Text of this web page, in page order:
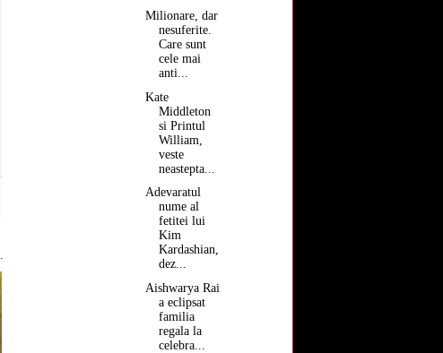
Milionare, dar
nesuferite.
Care sunt
cele mai
anti...
Kate
Middleton
si Printul
William,
veste
neastepta...
Adevaratul
nume al
fetitei lui
Kim
Kardashian,
dez...
Aishwarya Rai
a eclipsat
familia
regala la
celebra...